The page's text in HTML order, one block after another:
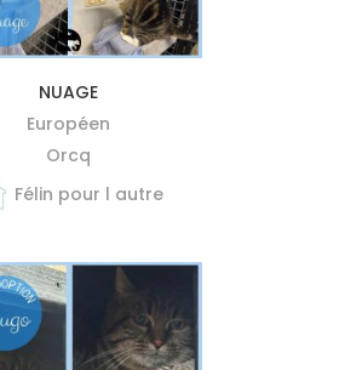
ME CONNAÎTRE
NUAGE
Européen
Orcq
Félin pour l autre